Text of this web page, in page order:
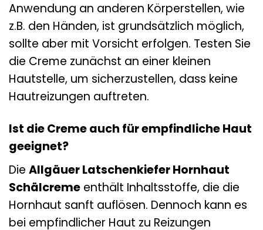
Anwendung an anderen Körperstellen, wie
z.B. den Händen, ist grundsätzlich möglich,
sollte aber mit Vorsicht erfolgen. Testen Sie
die Creme zunächst an einer kleinen
Hautstelle, um sicherzustellen, dass keine
Hautreizungen auftreten.
Ist die Creme auch für empfindliche Haut
geeignet?
Die Allgäuer Latschenkiefer Hornhaut
Schälcreme enthält Inhaltsstoffe, die die
Hornhaut sanft auflösen. Dennoch kann es
bei empfindlicher Haut zu Reizungen